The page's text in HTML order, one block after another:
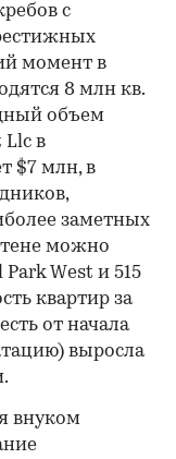
с
момент в
8 млн кв.
объем
Llc в
$7 млн, в
заметных
можно
West и 515
квартир за
от начала
выросла
внуком